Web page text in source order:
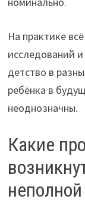
На практике
исследований
детство в
ребёнка в
неоднозначны.
Какие